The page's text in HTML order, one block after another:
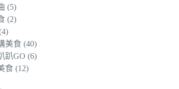
(5)
(2)
美食 (40)
趴GO (6)
食 (12)